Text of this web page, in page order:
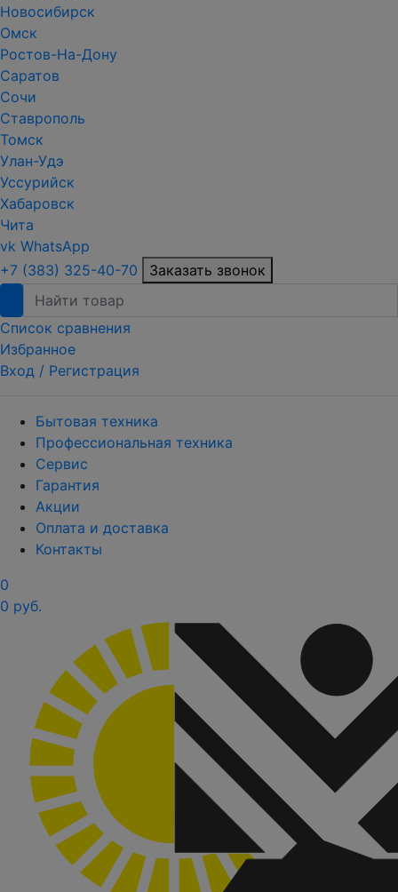
Новосибирск
Омск
Ростов-На-Дону
Саратов
Сочи
Ставрополь
Томск
Улан-Удэ
Уссурийск
Хабаровск
Чита
vk WhatsApp
+7 (383) 325-40-70
Заказать звонок
Список сравнения
Избранное
Вход / Регистрация
Бытовая техника
Профессиональная техника
Сервис
Гарантия
Акции
Оплата и доставка
Контакты
0
0 руб.